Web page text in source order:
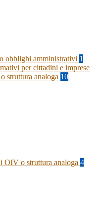
obblighi amministrativi 1
per cittadini e imprese
struttura analoga 10
OIV o struttura analoga 4